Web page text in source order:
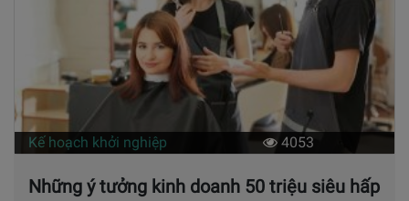
Kế hoạch khởi nghiệp 4053
Những ý tưởng kinh doanh 50 triệu siêu hấp